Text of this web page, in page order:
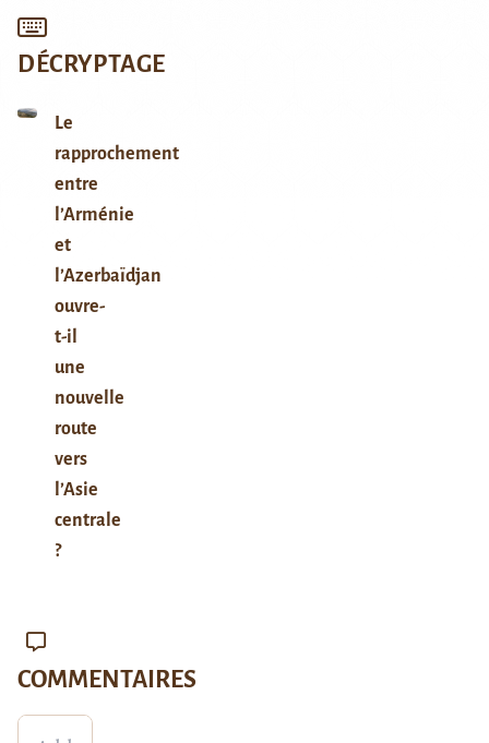
DÉCRYPTAGE
Le
rapprochement
entre
l’Arménie
et
l’Azerbaïdjan
ouvre-
t-il
une
nouvelle
route
vers
l’Asie
centrale
?
COMMENTAIRES